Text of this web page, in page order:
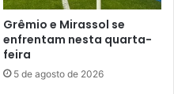
Grêmio e Mirassol se
enfrentam nesta quarta-
feira
5 de agosto de 2026